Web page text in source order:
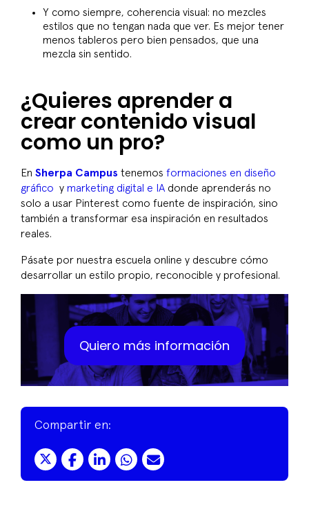
Y como siempre, coherencia visual: no mezcles
estilos que no tengan nada que ver. Es mejor tener
menos tableros pero bien pensados, que una
mezcla sin sentido.
¿Quieres aprender a
crear contenido visual
como un pro?
En Sherpa Campus tenemos formaciones en diseño
gráfico y marketing digital e IA donde aprenderás no
solo a usar Pinterest como fuente de inspiración, sino
también a transformar esa inspiración en resultados
reales.
Pásate por nuestra escuela online y descubre cómo
desarrollar un estilo propio, reconocible y profesional.
Quiero más información
Compartir en: